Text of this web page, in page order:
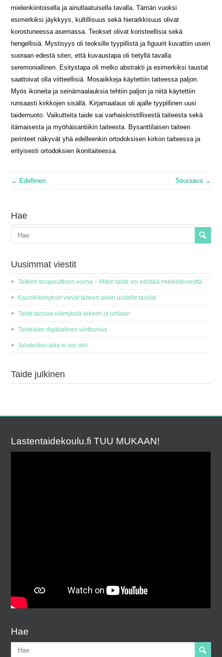
mielenkiintoisella ja ainutlaatuisella tavalla. Tämän vuoksi
esimerkiksi jäykkyys, kultillisuus sekä hierarkkisuus olivat
korostuneessa asemassa. Teokset olivat koristeellisia sekä
hengellisiä. Mystisyys oli teoksille tyypillistä ja figuurit kuvattiin usein
suoraan edestä siten, että kuvaustapa oli tietyllä tavalla
seremoniallinen. Esitystapa oli melko abstrakti ja esimerkiksi taustat
saattoivat olla viitteellisiä. Mosaiikkeja käytettiin taiteessa paljon.
Myös ikoneita ja seinämaalauksia tehtiin paljon ja niitä käytettiin
runsaasti kirkkojen sisällä. Kirjamaalaus oli ajalle tyypillinen uusi
taidemuoto. Vaikutteita taide sai varhaiskristillisestä taiteesta sekä
itämaisesta ja myöhäisantiikin taiteesta. Bysanttilaisen taiteen
perinteet näkyvät yhä edelleenkin ortodoksisen kirkon taiteessa ja
erityisesti ortodoksien ikonitaiteessa.
← Edellinen Seuraava →
Hae
Uusimmat viestit
Taiteen terapeuttinen voima – Miten taide voi edistää mielenterveyttä
Kauniit kehykset vievät taiteen aivan uudelle tasolle
Taide tarjoaa elämyksiä arkeen ja juhlaan
Taidealan digitaalinen ulottuvuus
Julisteiden aika ei ole ohi!
Taide julkinen
Lastentaidekoulu.fi TUU MUKAAN!
Hae